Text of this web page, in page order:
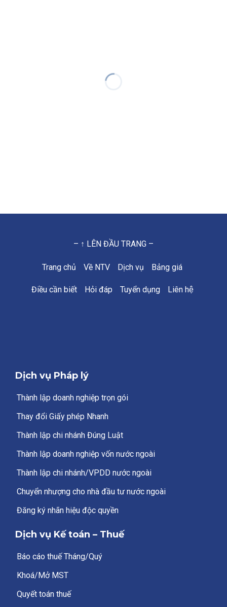
– ↑ LÊN ĐẦU TRANG –
Trang chủ Về NTV Dịch vụ Bảng giá
Điều cần biết Hỏi đáp Tuyển dụng Liên hệ
Dịch vụ Pháp lý
Thành lập doanh nghiệp trọn gói
Thay đổi Giấy phép Nhanh
Thành lập chi nhánh Đúng Luật
Thành lập doanh nghiệp vốn nước ngoài
Thành lập chi nhánh/VPDD nước ngoài
Chuyển nhượng cho nhà đầu tư nước ngoài
Đăng ký nhãn hiệu độc quyền
Dịch vụ Kế toán – Thuế
Báo cáo thuế Tháng/Quý
Khoá/Mở MST
Quyết toán thuế